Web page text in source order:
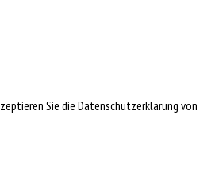
Sie die Datenschutzerklärung von